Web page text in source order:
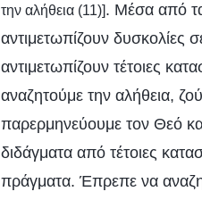
την αλήθεια (11)]. Μέσα από
αντιμετωπίζουν
αντιμετωπίζουν τέτοιες
αναζητούμε την αλήθεια,
παρερμηνεύουμε τον Θεό
διδάγματα από τέτοιες
πράγματα. Έπρεπε να